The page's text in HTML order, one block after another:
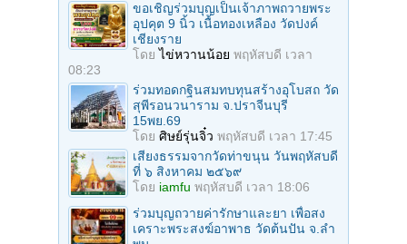
ขอเชิญร่วมบุญเป็นเจ้าภาพถวายพระ
อุปคุต 9 นิ้ว เนื้อทองเหลือง วัดปงค์
เชียงราย
โดยไข่หวานน้อย พฤหัสบดี เวลา
08:23
ร่วมทอดกฐินสมทบทุนสร้างอุโบสถ วัด
สุพีรอนวนาราม จ.ปราจีนบุรี
15พย.69
โดย ศิษย์รุ่นจิ๋ว พฤหัสบดี เวลา 17:45
เสียงธรรมจากวัดท่าขนุน วันพฤหัสบดี
ที่ ๖ สิงหาคม ๒๕๖๙
โดย iamfu พฤหัสบดี เวลา 18:06
ร่วมบุญถวายค่ารักษาและยา เพื่อสง
เคราะพระสงฆ์อาพาธ วัดต้นปัน จ.ลํา